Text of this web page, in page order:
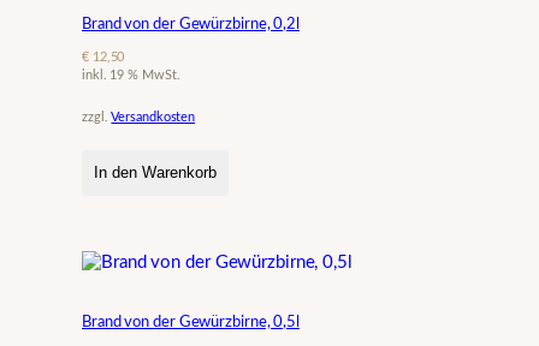
Brand von der Gewürzbirne, 0,2l
€12,50
inkl. 19 % MwSt.
zzgl.Versandkosten
In den Warenkorb
Brand von der Gewürzbirne, 0,5l